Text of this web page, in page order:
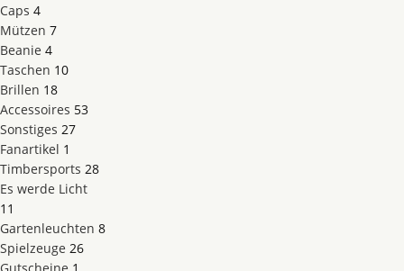
Caps 4
Mützen 7
Beanie 4
Taschen 10
Brillen 18
Accessoires 53
Sonstiges 27
Fanartikel 1
Timbersports 28
Es werde Licht
11
Gartenleuchten 8
Spielzeuge 26
Gutscheine 1